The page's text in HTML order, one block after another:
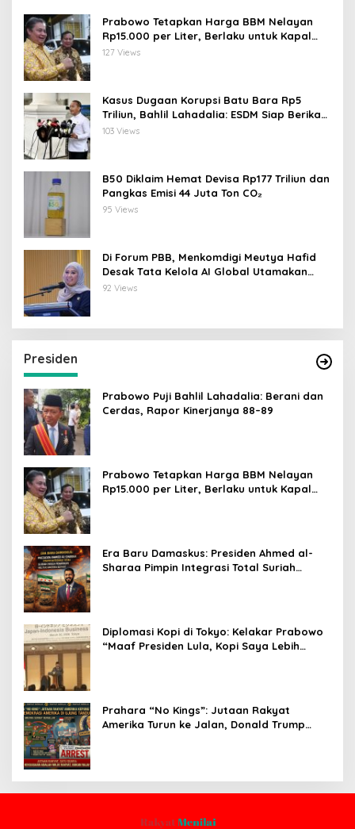
Prabowo Tetapkan Harga BBM Nelayan
Rp15.000 per Liter, Berlaku untuk Kapal
30-200 GT
127 Views
Kasus Dugaan Korupsi Batu Bara Rp5
Triliun, Bahlil Lahadalia: ESDM Siap Berikan
Data
103 Views
B50 Diklaim Hemat Devisa Rp177 Triliun dan
Pangkas Emisi 44 Juta Ton CO₂
95 Views
Di Forum PBB, Menkomdigi Meutya Hafid
Desak Tata Kelola AI Global Utamakan
Perlindungan Anak
92 Views
Presiden
Prabowo Puji Bahlil Lahadalia: Berani dan
Cerdas, Rapor Kinerjanya 88–89
Prabowo Tetapkan Harga BBM Nelayan
Rp15.000 per Liter, Berlaku untuk Kapal
Era Baru Damaskus: Presiden Ahmed al-
Sharaa Pimpin Integrasi Total Suriah
Diplomasi Kopi di Tokyo: Kelakar Prabowo
“Maaf Presiden Lula, Kopi Saya Lebih
Prahara “No Kings”: Jutaan Rakyat
Amerika Turun ke Jalan, Donald Trump